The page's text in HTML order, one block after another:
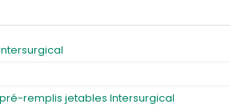
remplis jetables Intersurgical